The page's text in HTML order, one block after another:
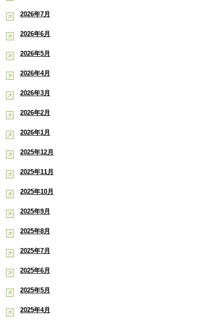
2026年7月
2026年6月
2026年5月
2026年4月
2026年3月
2026年2月
2026年1月
2025年12月
2025年11月
2025年10月
2025年9月
2025年8月
2025年7月
2025年6月
2025年5月
2025年4月